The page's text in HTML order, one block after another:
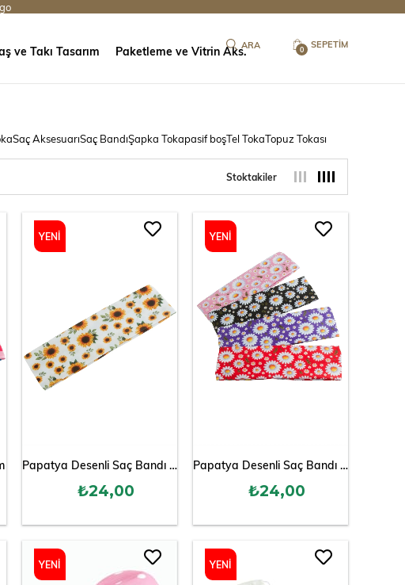
SEPETIM
0
ve Takı Tasarım Paketleme ve Vitrin Aks.
Saç AksesuarıSaç BandıŞapka Tokapasif boşTel TokaTopuz Tokası
Stoktakiler
Papatya Desenli Saç Bandı 6 cm
₺24,00
YENI
Papatya Desenli Saç Bandı 6 cm
₺24,00
YENI
YENI YENI